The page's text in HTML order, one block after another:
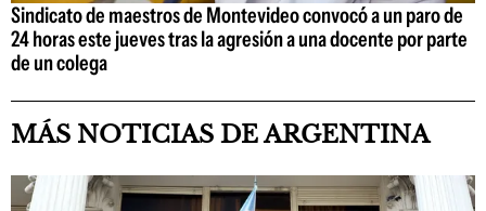
Sindicato de maestros de Montevideo convocó a un paro de
24 horas este jueves tras la agresión a una docente por parte
de un colega
MÁS NOTICIAS DE ARGENTINA